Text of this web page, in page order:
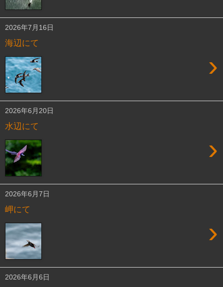
2026年7月16日
海辺にて
›
2026年6月20日
水辺にて
›
2026年6月7日
岬にて
›
2026年6月6日